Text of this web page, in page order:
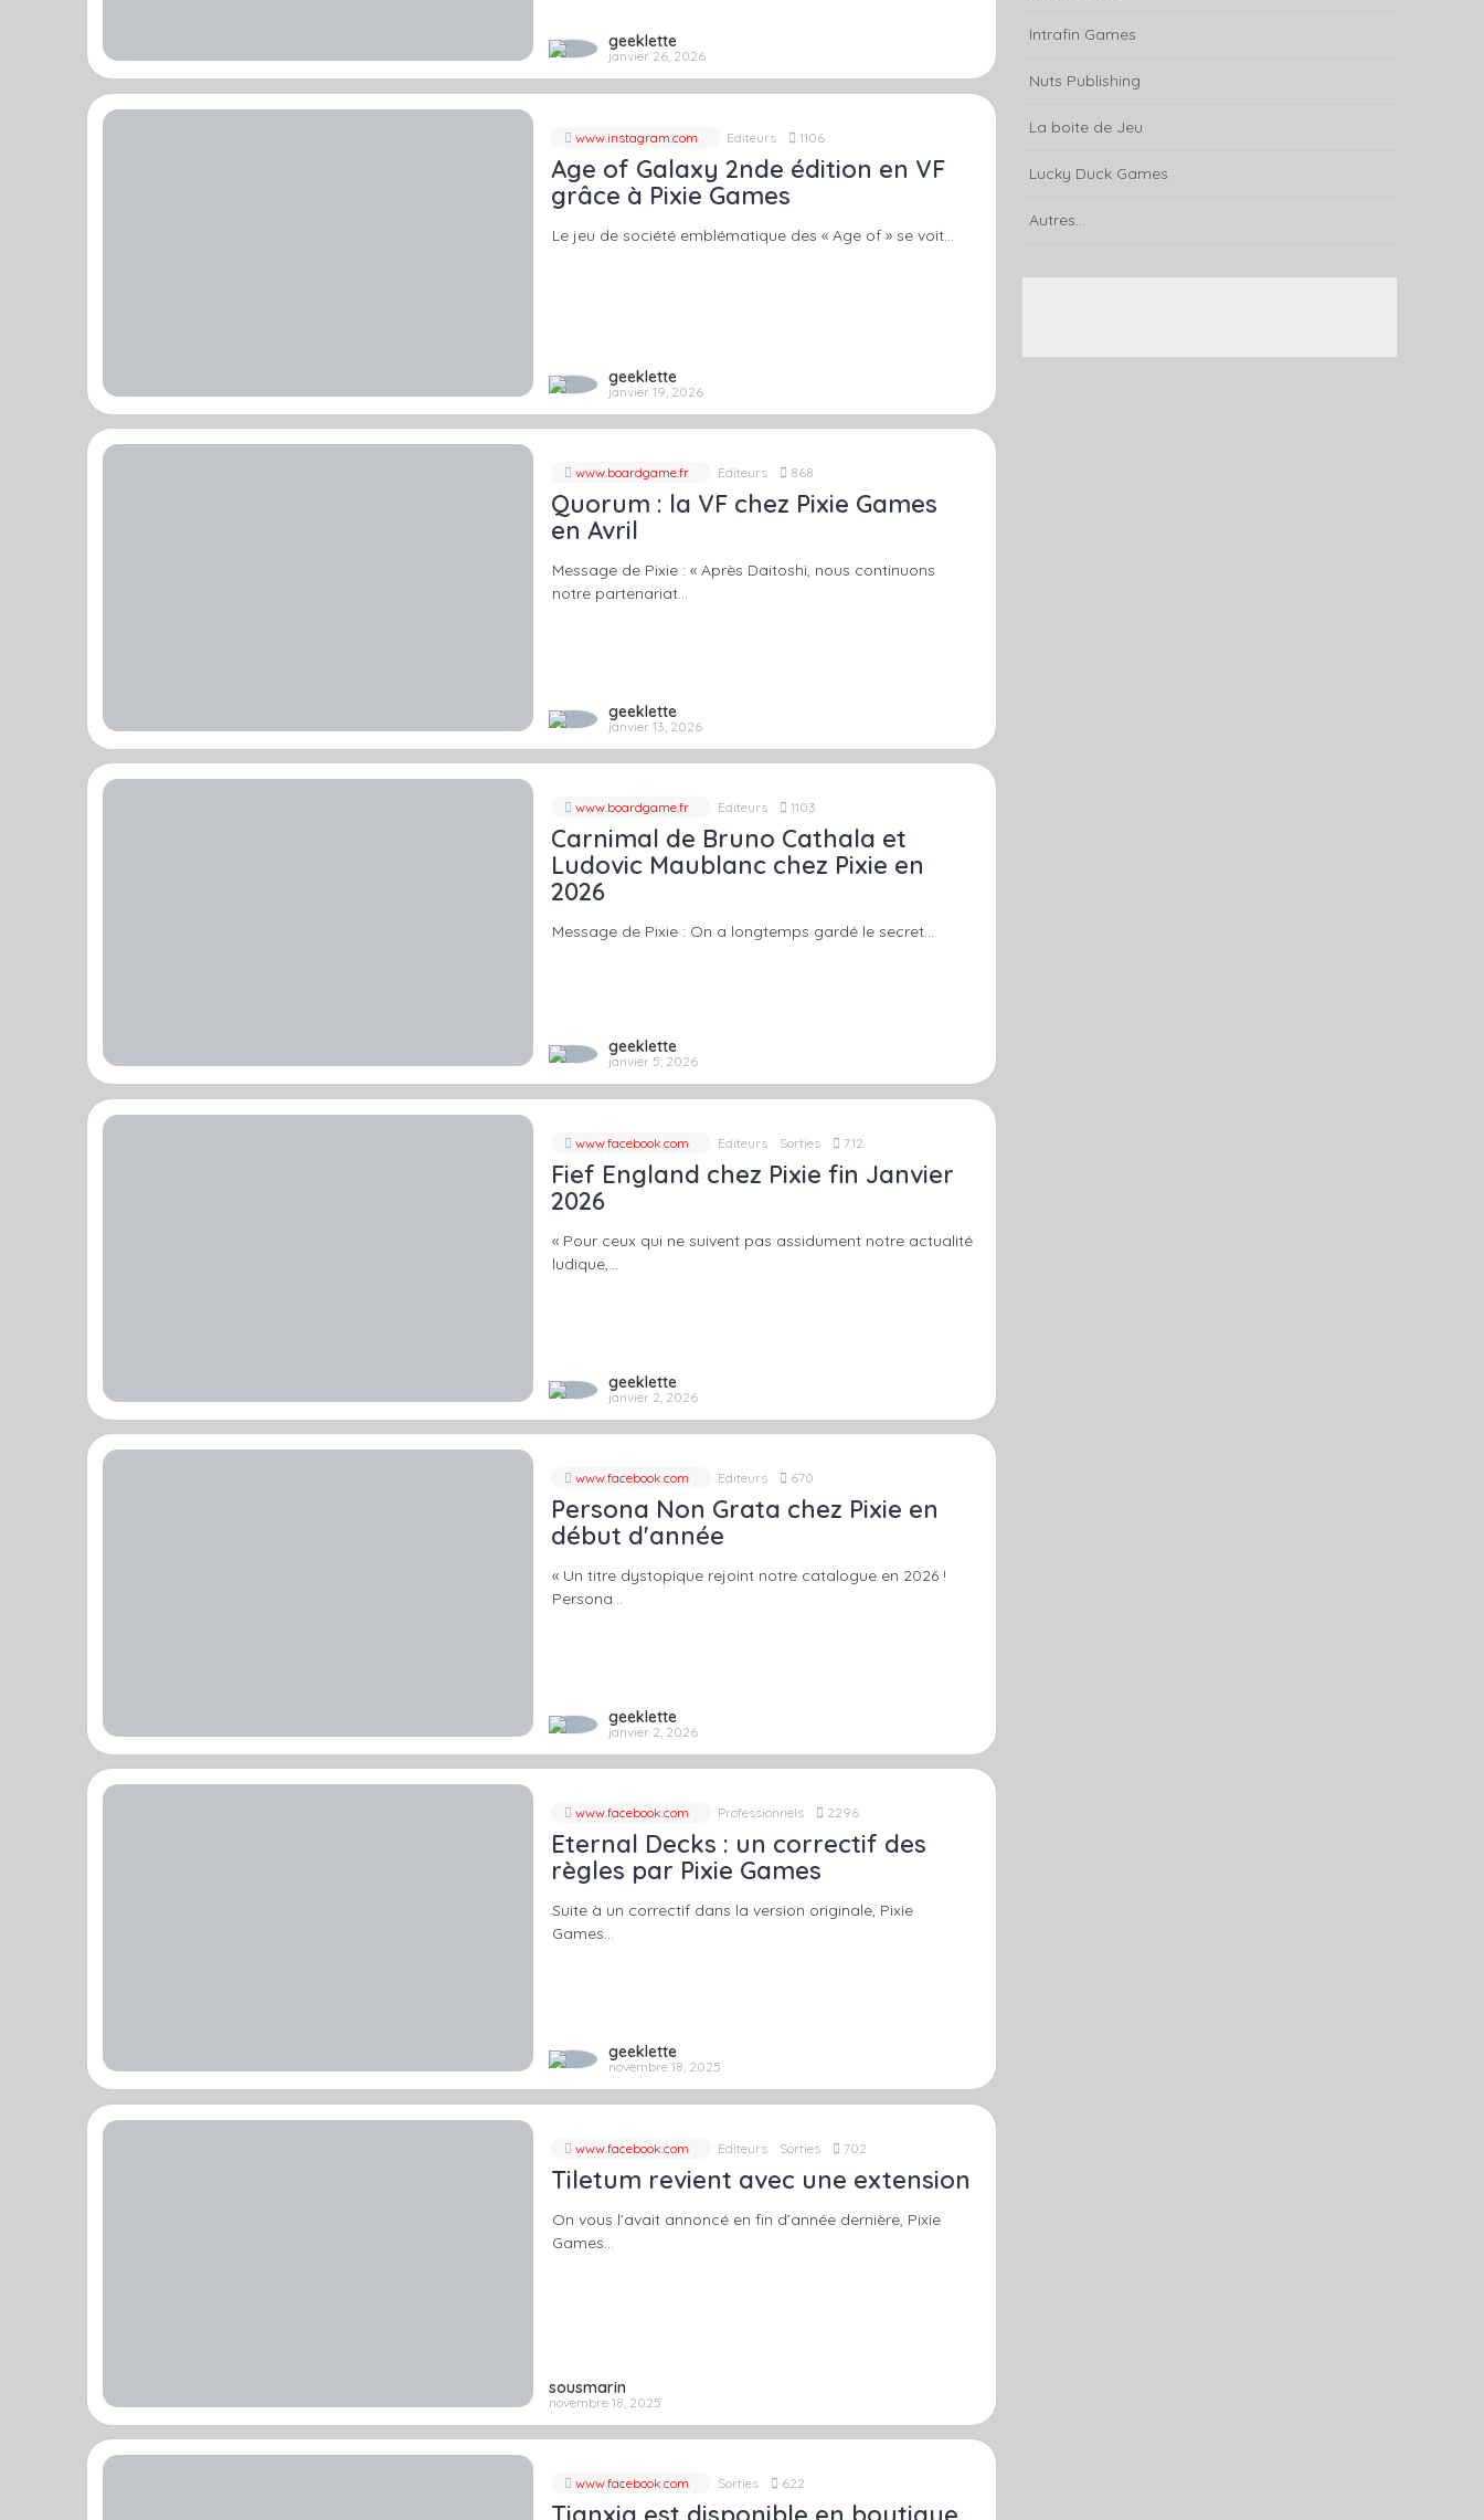
geeklette
janvier 26, 2026
www.instagram.com Editeurs 1106
Age of Galaxy 2nde édition en VF
grâce à Pixie Games
Le jeu de société emblématique des « Age of » se voit…
geeklette
janvier 19, 2026
www.boardgame.fr Editeurs 868
Quorum : la VF chez Pixie Games
en Avril
Message de Pixie : « Après Daitoshi, nous continuons
notre partenariat…
geeklette
janvier 13, 2026
www.boardgame.fr Editeurs 1103
Carnimal de Bruno Cathala et
Ludovic Maublanc chez Pixie en
2026
Message de Pixie : On a longtemps gardé le secret…
geeklette
janvier 5, 2026
www.facebook.com Editeurs Sorties 712
Fief England chez Pixie fin Janvier
2026
« Pour ceux qui ne suivent pas assidument notre actualité
ludique,…
geeklette
janvier 2, 2026
www.facebook.com Editeurs 670
Persona Non Grata chez Pixie en
début d'année
« Un titre dystopique rejoint notre catalogue en 2026 !
Persona…
geeklette
janvier 2, 2026
www.facebook.com Professionnels 2296
Eternal Decks : un correctif des
règles par Pixie Games
Suite à un correctif dans la version originale, Pixie
Games…
geeklette
novembre 18, 2025
www.facebook.com Editeurs Sorties 702
Tiletum revient avec une extension
On vous l’avait annoncé en fin d’année dernière, Pixie
Games…
sousmarin
novembre 18, 2025
www.facebook.com Sorties 622
Intrafin Games
Nuts Publishing
La boite de Jeu
Lucky Duck Games
Autres...